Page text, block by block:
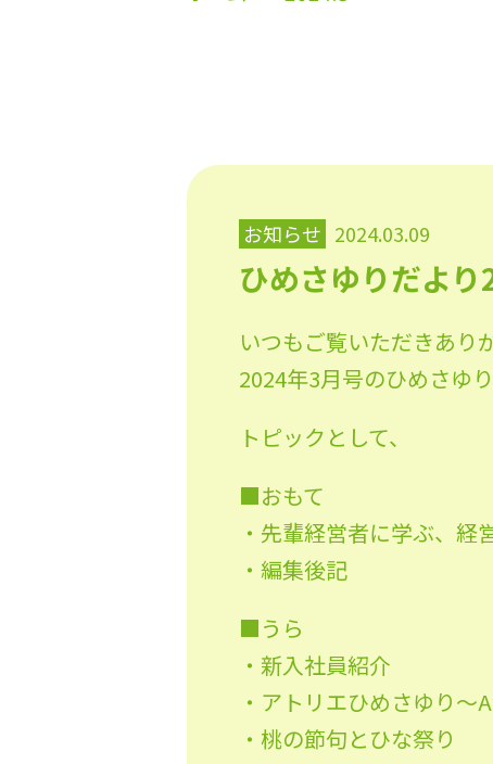
お知らせ 2024.03.09
ひめさゆりだよ
いつもご覧いただきあり
2024年3月号のひめさゆ
トピックとして、
■おもて
・先輩経営者に学ぶ、
・編集後記
■うら
・新入社員紹介
・アトリエひめさゆり
・桃の節句とひな祭り